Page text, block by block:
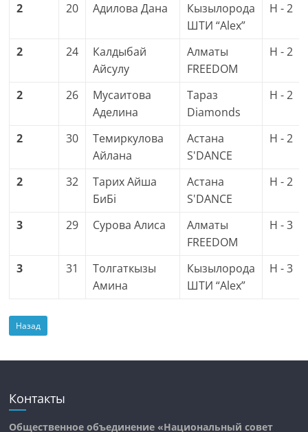
2 20 Адилова Дана
Кызылорода
ШТИ “Alex”
H - 2
2 24
Калдыбай
Айсулу
Алматы
FREEDOM
H - 2
2 26
Мусаитова
Аделина
Тараз
Diamonds
H - 2
2 30
Темиркулова
Айлана
Астана
S'DANCE
H - 2
2 32
Тарих Айша
БиБi
Астана
S'DANCE
H - 2
3 29 Сурова Алиса
Алматы
FREEDOM
H - 3
3 31
Толгаткызы
Амина
Кызылорода
ШТИ “Alex”
H - 3
Назад
Контакты
Общественное объединение «Национальный совет